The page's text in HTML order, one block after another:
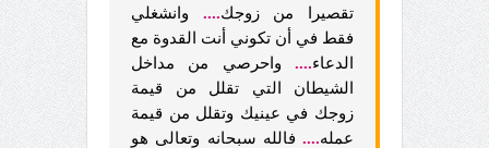
تقصيرا من زوجك.... وانشغلي
فقط في أن تكوني أنت القدوة مع
الدعاء.... واحرصي من مداخل
الشيطان التي تقلل من قيمة
زوجك في عينيك وتقلل من قيمة
عمله.... فالله سبحانه وتعالى هو